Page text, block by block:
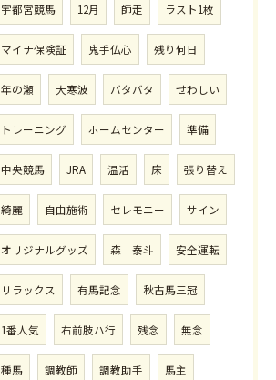
宇都宮競馬 12月 師走 ラスト1枚
マイナ保険証 鬼手仏心 残り何日
年の瀬 大寒波 バタバタ せわしい
トレーニング ホームセンター 準備
中央競馬 JRA 温活 床 張り替え
綺麗 自由施術 セレモニー サイン
オリジナルグッズ 森 泰斗 安全運転
リラックス 有馬記念 秋古馬三冠
1番人気 右前肢ハ行 残念 無念
種馬 調教師 調教助手 馬主